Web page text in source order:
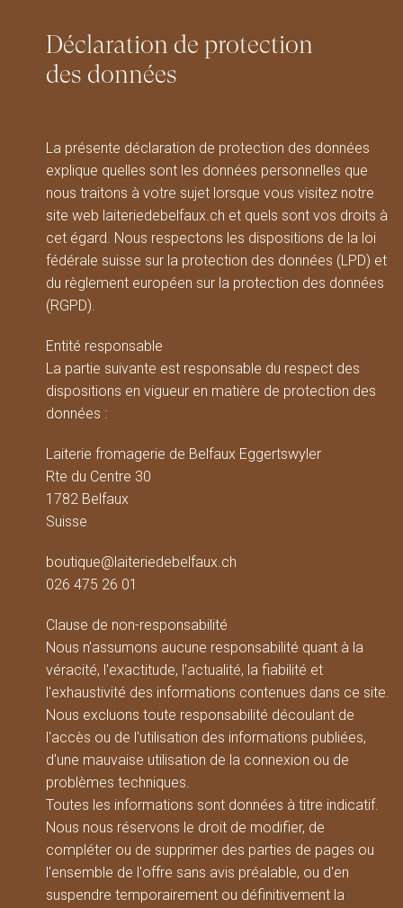
Déclaration de protection
des données
La présente déclaration de protection des données
explique quelles sont les données personnelles que
nous traitons à votre sujet lorsque vous visitez notre
site web laiteriedebelfaux.ch et quels sont vos droits à
cet égard. Nous respectons les dispositions de la loi
fédérale suisse sur la protection des données (LPD) et
du règlement européen sur la protection des données
(RGPD).
Entité responsable
La partie suivante est responsable du respect des
dispositions en vigueur en matière de protection des
données :
Laiterie fromagerie de Belfaux Eggertswyler
Rte du Centre 30
1782 Belfaux
Suisse
boutique@laiteriedebelfaux.ch
026 475 26 01
Clause de non-responsabilité
Nous n'assumons aucune responsabilité quant à la
véracité, l'exactitude, l'actualité, la fiabilité et
l'exhaustivité des informations contenues dans ce site.
Nous excluons toute responsabilité découlant de
l'accès ou de l'utilisation des informations publiées,
d'une mauvaise utilisation de la connexion ou de
problèmes techniques.
Toutes les informations sont données à titre indicatif.
Nous nous réservons le droit de modifier, de
compléter ou de supprimer des parties de pages ou
l'ensemble de l'offre sans avis préalable, ou d'en
suspendre temporairement ou définitivement la